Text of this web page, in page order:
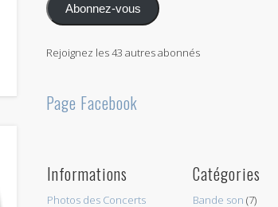
Abonnez-vous
Rejoignez les 43 autres abonnés
Page Facebook
Informations
Photos des Concerts
Catégories
Bande son (7)